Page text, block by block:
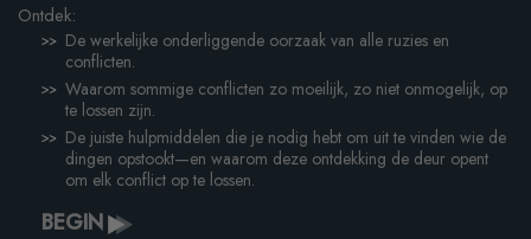
Ontdek:
De werkelijke onderliggende oorzaak van alle ruzies en
conflicten.
Waarom sommige conflicten zo moeilijk, zo niet onmogelijk, op
te lossen zijn.
De juiste hulpmiddelen die je nodig hebt om uit te vinden wie de
dingen opstookt—en waarom deze ontdekking de deur opent
om elk conflict op te lossen.
BEGIN